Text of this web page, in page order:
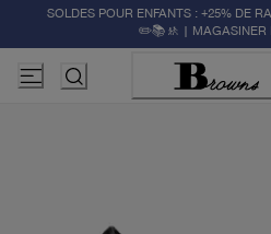
SOLDES POUR ENFANTS : +25% DE
✏️📚🚸 | MAGASINER